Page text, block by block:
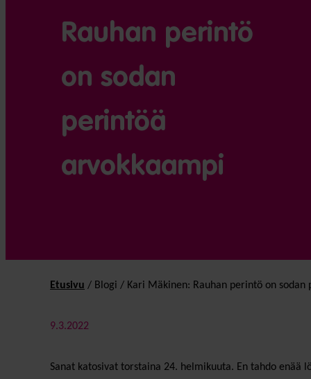
Rauhan perintö
on sodan
perintöä
arvokkaampi
Etusivu / Blogi / Kari Mäkinen: Rauhan perintö on
9.3.2022
Sanat katosivat torstaina 24. helmikuuta. En tahdo enää